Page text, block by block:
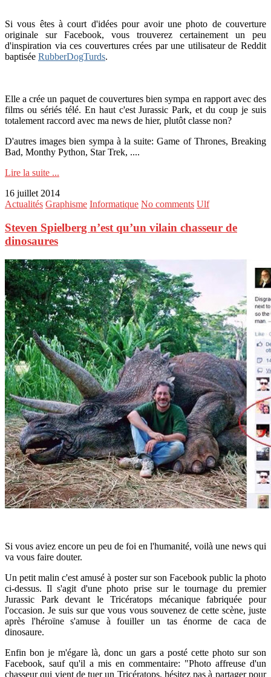
Si vous êtes à court d'idées pour avoir une photo de couverture
originale sur Facebook, vous trouverez certainement un peu
d'inspiration via ces couvertures crées par une utilisateur de Reddit
baptisée RubberDogTurds.
Elle a crée un paquet de couvertures bien sympa en rapport avec des
films ou sériés télé. En haut c'est Jurassic Park, et du coup je suis
totalement raccord avec ma news de hier, plutôt classe non?
D'autres images bien sympa à la suite: Game of Thrones, Breaking
Bad, Monthy Python, Star Trek, ....
Lire la suite ...
16 juillet 2014
Actualités Graphisme Informatique No comments Ulf
Steven Spielberg n’est qu’un vilain chasseur de
dinosaures
Si vous aviez encore un peu de foi en l'humanité, voilà une news qui
va vous faire douter.
Un petit malin c'est amusé à poster sur son Facebook public la photo
ci-dessus. Il s'agit d'une photo prise sur le tournage du premier
Jurassic Park devant le Tricératops mécanique fabriquée pour
l'occasion. Je suis sur que vous vous souvenez de cette scène, juste
après l'héroïne s'amuse à fouiller un tas énorme de caca de
dinosaure.
Enfin bon je m'égare là, donc un gars a posté cette photo sur son
Facebook, sauf qu'il a mis en commentaire: "Photo affreuse d'un
chasseur qui vient de tuer un Tricératops, hésitez pas à partager pour